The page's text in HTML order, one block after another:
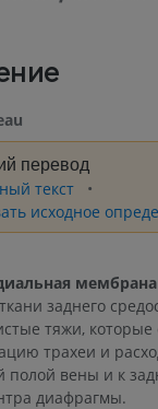
перевод
текст
исходное
мембрана
заднего
тяжи,
трахеи и
полой вены и к
диафрагмы.